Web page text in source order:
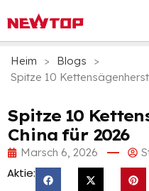
Heim > Blogs
>
Spitze 10
Spitze 10
China für 2026
Marsch 6, 2026
Aktie: